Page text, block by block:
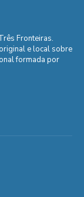
Fronteiras.
e local sobre
formada por